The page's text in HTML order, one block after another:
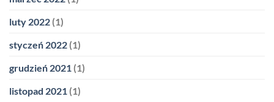
luty 2022 (1)
styczeń 2022 (1)
grudzień 2021 (1)
listopad 2021 (1)